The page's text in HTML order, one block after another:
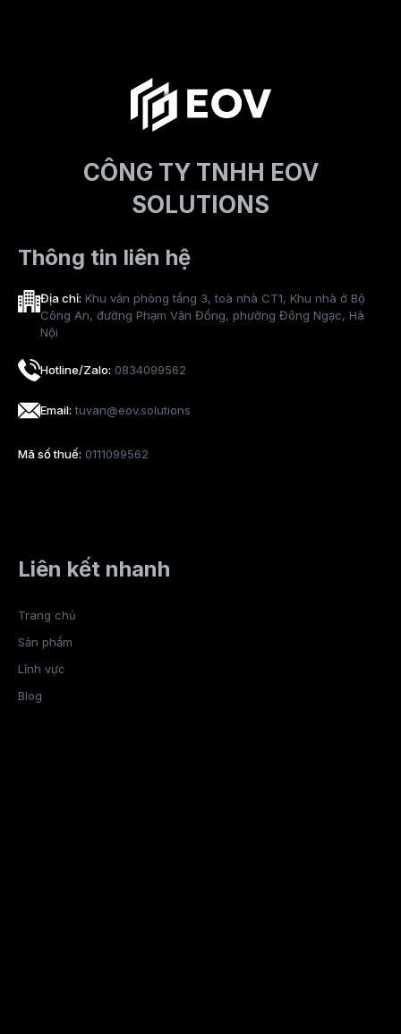
CÔNG TY TNHH EOV
SOLUTIONS
Thông tin liên hệ
Địa chỉ: Khu văn phòng tầng 3, toà nhà CT1, Khu nhà ở Bộ
Công An, đường Phạm Văn Đồng, phường Đông Ngạc, Hà
Nội
Hotline/Zalo: 0834099562
Email: tuvan@eov.solutions
Mã số thuế: 0111099562
Liên kết nhanh
Trang chủ
Sản phẩm
Lĩnh vực
Blog